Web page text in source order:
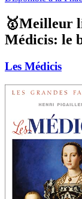
🥇Meilleur
Médicis: le
Les Médicis